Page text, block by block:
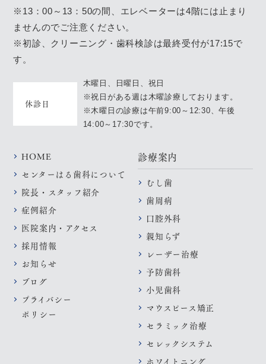
※13：00～13：50の間、エレベーターは4階には止まり
ませんのでご注意ください。
※初診、クリーニング・歯科検診は最終受付が17:15で
す。
休診日
木曜日、日曜日、祝日
※祝日がある週は木曜診療しております。
※木曜日の診療は午前9:00～12:30、午後
14:00～17:30です。
HOME
センターはる歯科について
院長・スタッフ紹介
症例紹介
医院案内・アクセス
採用情報
お知らせ
ブログ
プライバシー
ポリシー
診療案内
むし歯
歯周病
口腔外科
親知らず
レーザー治療
予防歯科
小児歯科
マウスピース矯正
セラミック治療
セレックシステム
ホワイトニング